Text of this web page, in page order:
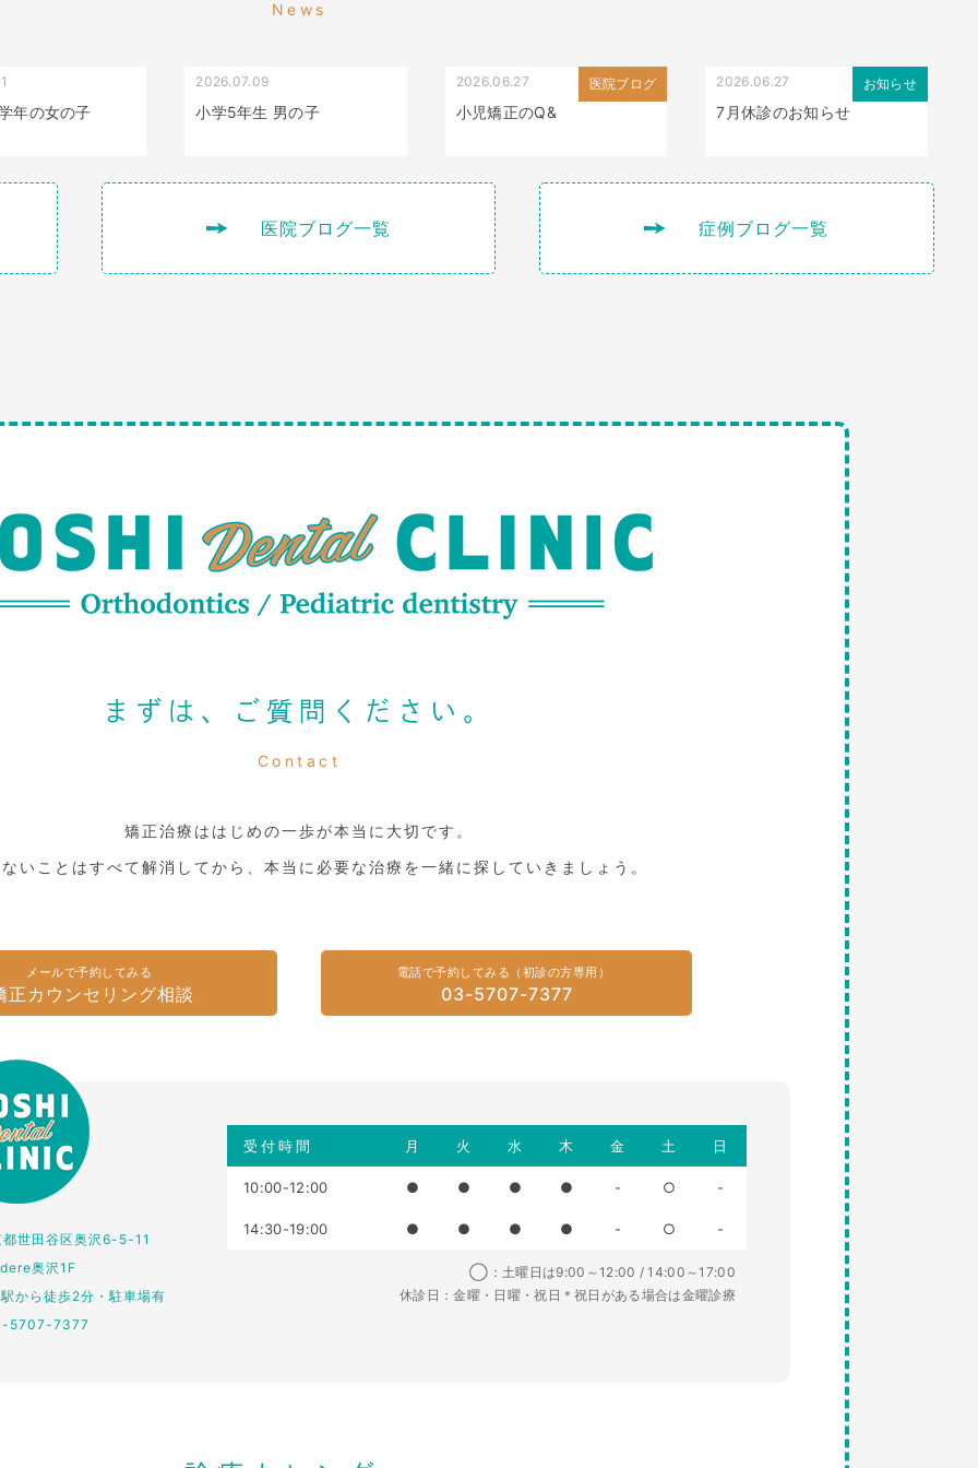
News
年の女の子
2026.07.09
小学5年生 男の子
医院ブログ
2026.06.27
小児矯正のQ&
お知らせ
2026.06.27
7月休診のお知らせ
医院ブログ一覧 症例ブログ一覧
まずは、ご質問ください。
Contact
矯正治療ははじめの一歩が本当に大切です。
いことはすべて解消してから、本当に必要な治療を一緒に探していきましょう。
メールで予約してみる
正カウンセリング相談
電話で予約してみる（初診の方専用）
03-5707-7377
世田谷区奥沢6-5-11
奥沢1F
から徒歩2分・駐車場有
5707-7377
受付時間 月 火 水 木 金 土 日
10:00-12:00 ● ● ● ● - ○ -
14:30-19:00 ● ● ● ● - ○ -
◯：土曜日は9:00～12:00 / 14:00～17:00
休診日：金曜・日曜・祝日＊祝日がある場合は金曜診療